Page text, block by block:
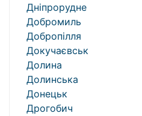
Дніпрорудне
Добромиль
Добропілля
Докучаєвськ
Долина
Долинська
Донецьк
Дрогобич